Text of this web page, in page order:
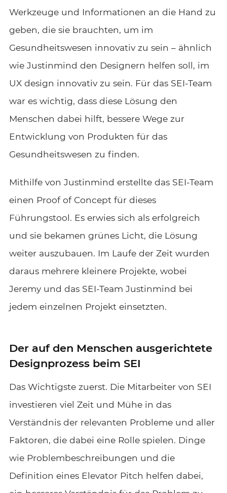
Werkzeuge und Informationen an die Hand zu
geben, die sie brauchten, um im
Gesundheitswesen innovativ zu sein – ähnlich
wie Justinmind den Designern helfen soll, im
UX design innovativ zu sein. Für das SEI-Team
war es wichtig, dass diese Lösung den
Menschen dabei hilft, bessere Wege zur
Entwicklung von Produkten für das
Gesundheitswesen zu finden.
Mithilfe von Justinmind erstellte das SEI-Team
einen Proof of Concept für dieses
Führungstool. Es erwies sich als erfolgreich
und sie bekamen grünes Licht, die Lösung
weiter auszubauen. Im Laufe der Zeit wurden
daraus mehrere kleinere Projekte, wobei
Jeremy und das SEI-Team Justinmind bei
jedem einzelnen Projekt einsetzten.
Der auf den Menschen ausgerichtete
Designprozess beim SEI
Das Wichtigste zuerst. Die Mitarbeiter von SEI
investieren viel Zeit und Mühe in das
Verständnis der relevanten Probleme und aller
Faktoren, die dabei eine Rolle spielen. Dinge
wie Problembeschreibungen und die
Definition eines Elevator Pitch helfen dabei,